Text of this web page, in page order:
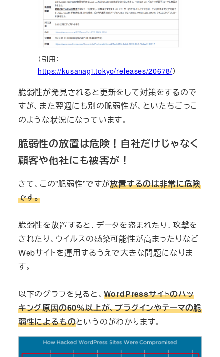
（引用：
https://kusanagi.tokyo/releases/20678/）
脆弱性が発見されると更新をして対策をするので
すが、また翌週にも別の脆弱性が、といたちごっこ
のような状況になっています。
脆弱性の放置は危険！自社だけじゃなく
顧客や他社にも被害が！
さて、この”脆弱性”ですが放置するのは非常に危険
です。
脆弱性を放置すると、データを盗まれたり、攻撃を
されたり、ウイルスの感染可能性が高まったりなど
Webサイトを運用するうえで大きな問題になりま
す。
以下のグラフを見ると、 WordPressサイトのハッ
キング原因の60％以上が、プラグインやテーマの脆
弱性によるものというのがわかります。